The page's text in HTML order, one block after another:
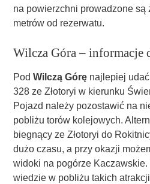
na powierzchni prowadzone są
metrów od rezerwatu.
Wilcza Góra – informacje
PodWilczą Górę najlepiej
328 ze Złotoryi w kierunku
Pojazd należy pozostawić na
pobliżu torów kolejowych.
biegnący ze Złotoryi do
dużo czasu, a przy okazji
widoki na pogórze
wiedzie w pobliżu takich